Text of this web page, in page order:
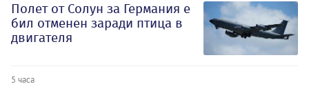
Полет от Солун за Германия е
бил отменен заради птица в
двигателя
5 часа